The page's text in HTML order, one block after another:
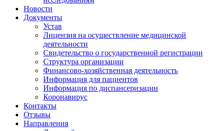
Новости
Документы
Устав
Лицензия на осуществление медицинской
деятельности
Свидетельство о государственной регистрации
Структура организации
Финансово-хозяйственная деятельность
Информация для пациентов
Информация по диспансеризации
Коронавирус
Контакты
Отзывы
Направления